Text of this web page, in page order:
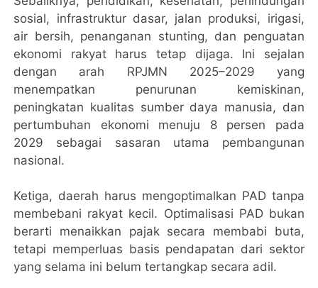
sosial, infrastruktur dasar, jalan produksi, irigasi,
air bersih, penanganan stunting, dan penguatan
ekonomi rakyat harus tetap dijaga. Ini sejalan
dengan arah RPJMN 2025–2029 yang
menempatkan penurunan kemiskinan,
peningkatan kualitas sumber daya manusia, dan
pertumbuhan ekonomi menuju 8 persen pada
2029 sebagai sasaran utama pembangunan
nasional.
Ketiga, daerah harus mengoptimalkan PAD tanpa
membebani rakyat kecil. Optimalisasi PAD bukan
berarti menaikkan pajak secara membabi buta,
tetapi memperluas basis pendapatan dari sektor
yang selama ini belum tertangkap secara adil.